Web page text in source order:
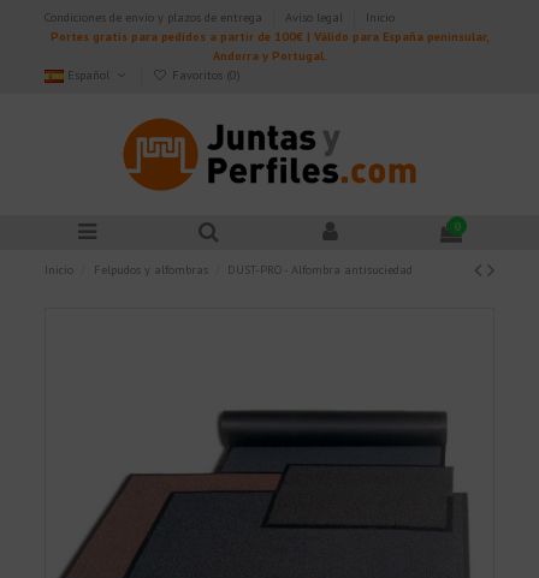
Condiciones de envío y plazos de entrega Aviso legal
Inicio
Portes gratis para pedidos a partir de 100€ | Válido para España peninsular,
Andorra y Portugal.
Español
Favoritos (0)
0
Inicio Felpudos y alfombras DUST-PRO - Alfombra antisuciedad